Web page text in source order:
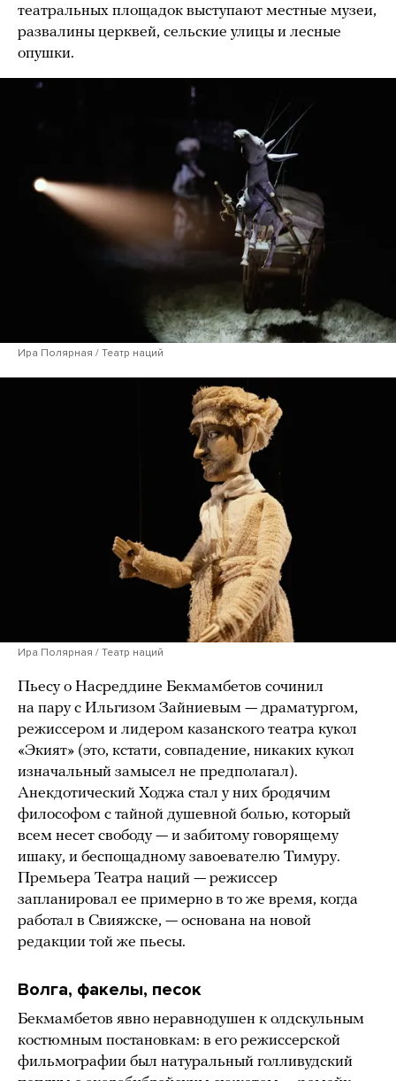
театральных площадок выступают местные музеи,
развалины церквей, сельские улицы и лесные
опушки.
Ира Полярная / Театр наций
Ира Полярная / Театр наций
Пьесу о Насреддине Бекмамбетов сочинил
на пару с Ильгизом Зайниевым — драматургом,
режиссером и лидером казанского театра кукол
«Экият» (это, кстати, совпадение, никаких кукол
изначальный замысел не предполагал).
Анекдотический Ходжа стал у них бродячим
философом с тайной душевной болью, который
всем несет свободу — и забитому говорящему
ишаку, и беспощадному завоевателю Тимуру.
Премьера Театра наций — режиссер
запланировал ее примерно в то же время, когда
работал в Свияжске, — основана на новой
редакции той же пьесы.
Волга, факелы, песок
Бекмамбетов явно неравнодушен к олдскульным
костюмным постановкам: в его режиссерской
фильмографии был натуральный голливудский